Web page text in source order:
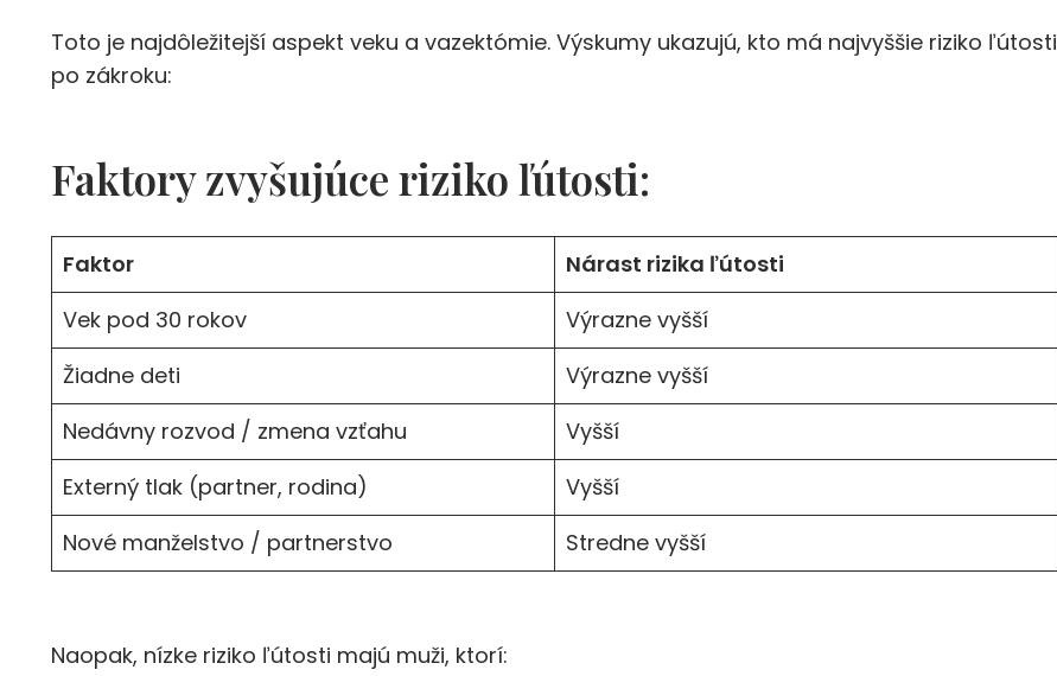
Toto je najdôležitejší aspekt veku a vazektómie. Výskumy ukazujú, kto má najvyššie riziko ľútosti
po zákroku:
Faktory zvyšujúce riziko ľútosti:
Faktor
Nárast rizika ľútosti
Vek pod 30 rokov
Výrazne vyšší
Žiadne deti
Výrazne vyšší
Nedávny rozvod / zmena vzťahu
Vyšší
Externý tlak (partner, rodina)
Vyšší
Nové manželstvo / partnerstvo
Stredne vyšší
Naopak, nízke riziko ľútosti majú muži, ktorí: